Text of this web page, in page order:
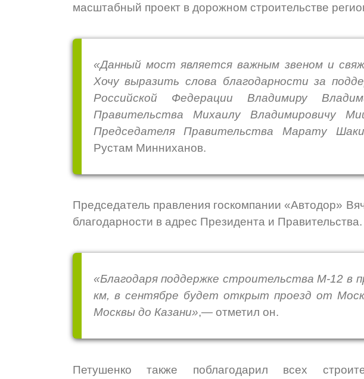
масштабный проект в дорожном строительстве
«Данный мост является важным звеном и
Хочу выразить слова благодарности за
Российской Федерации Владимиру
Правительства Михаилу Владимировичу
Председателя Правительства Марату
Рустам Минниханов.
Председатель правления госкомпании «Автодор»
благодарности в адрес Президента и Правительства.
«Благодаря поддержке строительства М-12 в
км, в сентябре будет открыт проезд от
Москвы до Казани»,— отметил он.
Петушенко также поблагодарил всех